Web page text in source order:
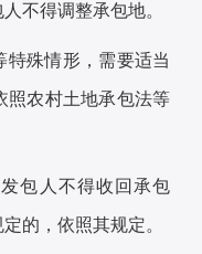
不得调整承包地。
特殊情形，需要适当
照农村土地承包法等
包人不得收回承包
的，依照其规定。